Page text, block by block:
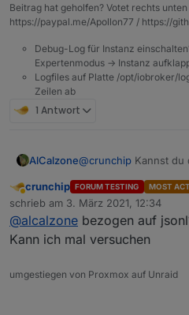
Hatte zwischenzeitlich
und wieder gelöscht.
da ein Zusammenhang
allerdings nicht ins
am System verändert.
Beitrag hat geholfen? Votet rechts
https://paypal.me/Apollon77 / https://
Debug-Log für Instanz
Expertenmodus -> Instanz
Logfiles auf Platte /opt/iobroker/
Zeilen ab
1 Antwort
AlCalzone@crunchip Kannst du
Abwesend
crunchip FORUM TESTING MOST
schrieb am 3. März 2021, 12:34
zuletzt editiert von
@alcalzone bezogen auf
Kann ich mal versuchen
umgestiegen von Proxmox auf Unraid